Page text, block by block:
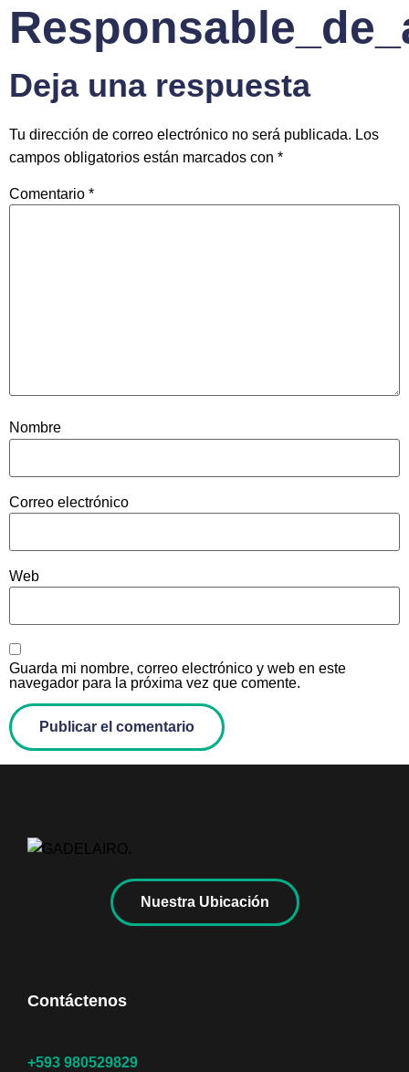
Deja una respuesta
Tu dirección de correo electrónico no será publicada. Los
campos obligatorios están marcados con *
Comentario *
Nombre
Correo electrónico
Web
Guarda mi nombre, correo electrónico y web en este
navegador para la próxima vez que comente.
Nuestra Ubicación
Contáctenos
+593 980529829